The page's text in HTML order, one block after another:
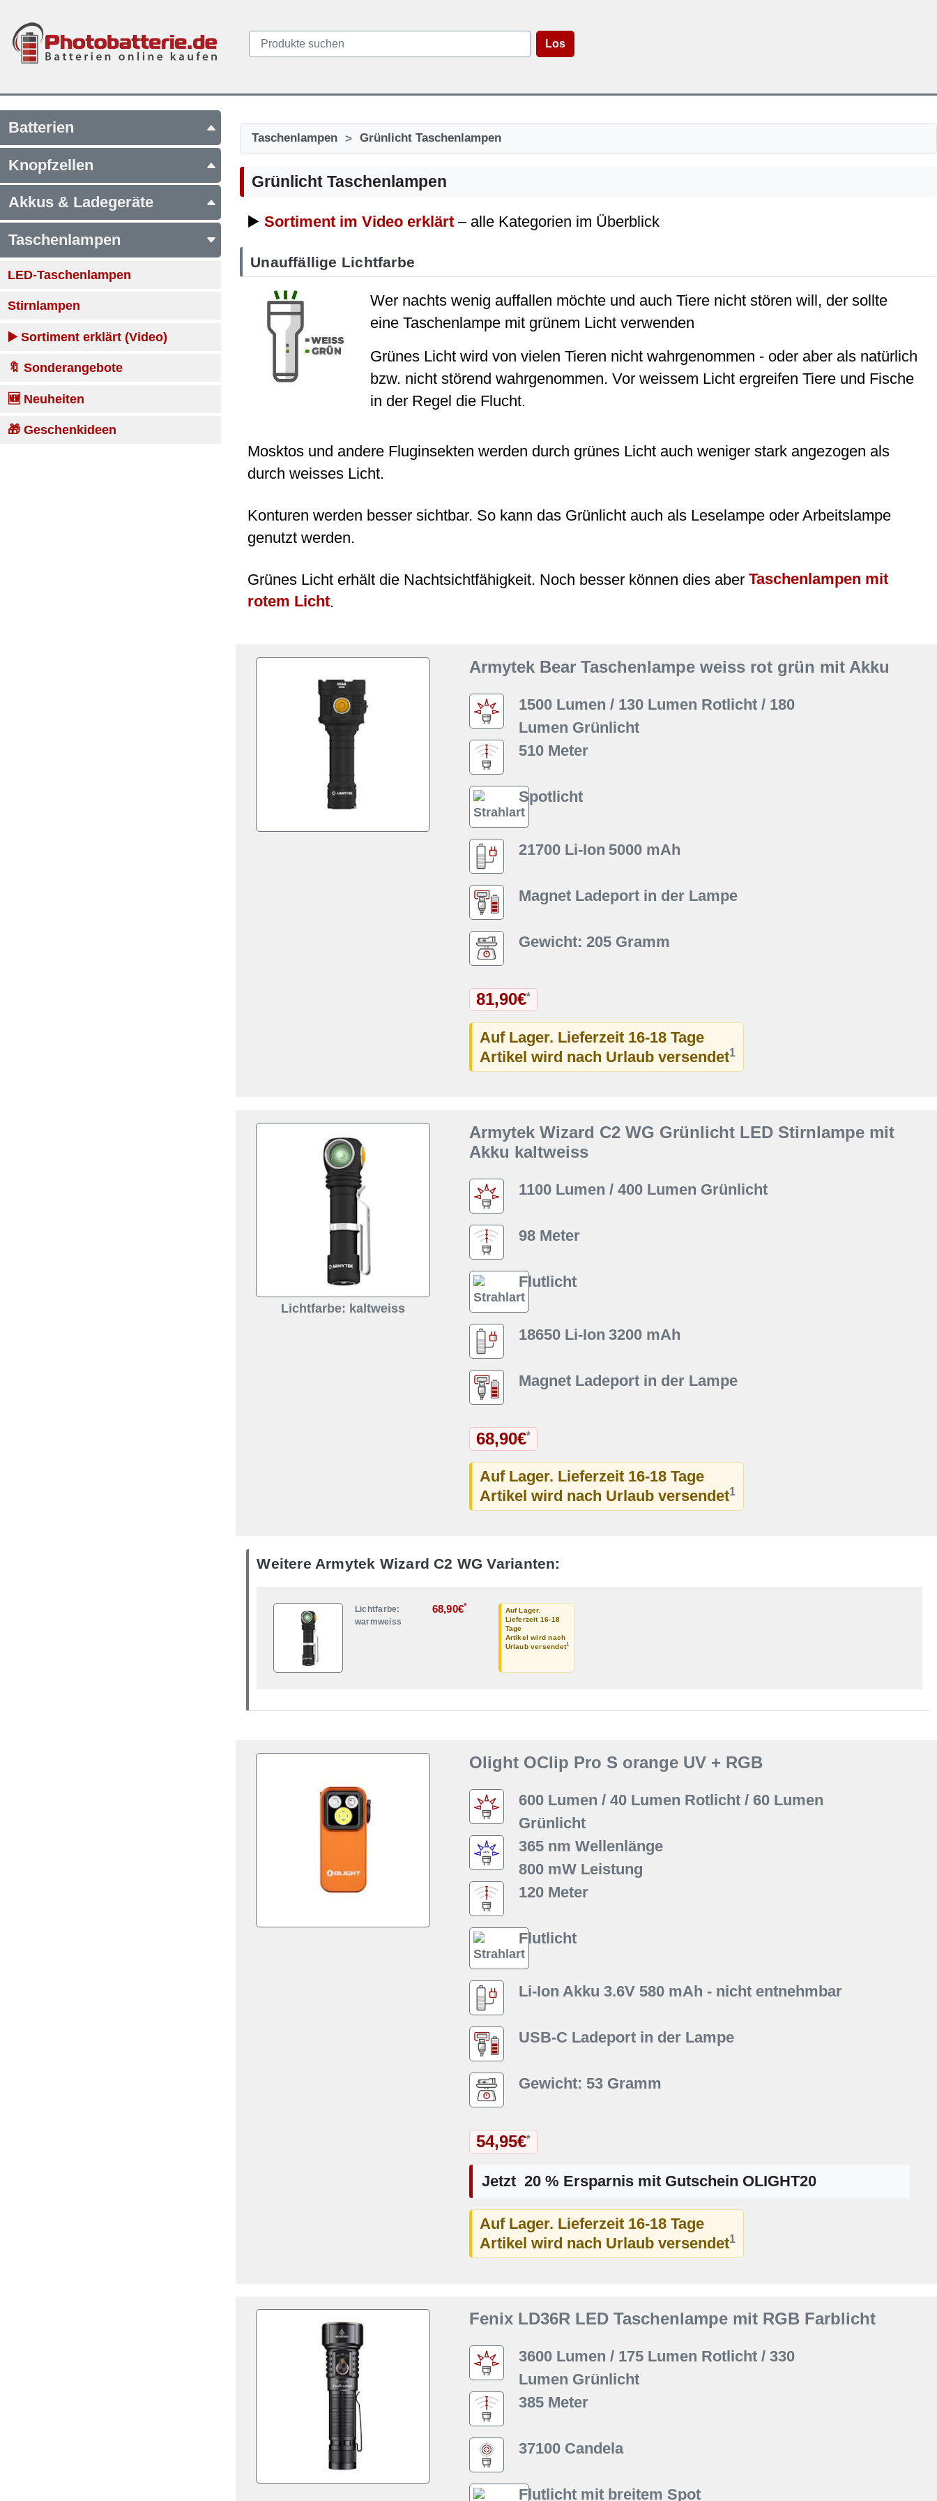
Los
Batterien
Knopfzellen
Akkus & Ladegeräte
Taschenlampen
LED-Taschenlampen
Stirnlampen
▶️ Sortiment erklärt (Video)
🔖 Sonderangebote
🆕 Neuheiten
🎁 Geschenkideen
Taschenlampen > Grünlicht Taschenlampen
Grünlicht Taschenlampen
▶️ Sortiment im Video erklärt– alle Kategorien im Überblick
Unauffällige Lichtfarbe
Wer nachts wenig auffallen möchte und auch Tiere nicht stören will, der sollte
eine Taschenlampe mit grünem Licht verwenden
Grünes Licht wird von vielen Tieren nicht wahrgenommen - oder aber als natürlich
bzw. nicht störend wahrgenommen. Vor weissem Licht ergreifen Tiere und Fische
in der Regel die Flucht.
Mosktos und andere Fluginsekten werden durch grünes Licht auch weniger stark angezogen als
durch weisses Licht.
Konturen werden besser sichtbar. So kann das Grünlicht auch als Leselampe oder Arbeitslampe
genutzt werden.
Grünes Licht erhält die Nachtsichtfähigkeit. Noch besser können dies aber Taschenlampen mit
rotem Licht.
Armytek Bear Taschenlampe weiss rot grün mit Akku
1500 Lumen / 130 Lumen Rotlicht / 180
Lumen Grünlicht
510 Meter
Spotlicht
21700 Li-Ion 5000 mAh
Magnet Ladeport in der Lampe
Gewicht: 205 Gramm
81,90€*
Auf Lager. Lieferzeit 16-18 Tage
Artikel wird nach Urlaub versendet1
Lichtfarbe: kaltweiss
Armytek Wizard C2 WG Grünlicht LED Stirnlampe mit
Akku kaltweiss
1100 Lumen / 400 Lumen Grünlicht
98 Meter
Flutlicht
18650 Li-Ion 3200 mAh
Magnet Ladeport in der Lampe
68,90€*
Auf Lager. Lieferzeit 16-18 Tage
Artikel wird nach Urlaub versendet1
Weitere Armytek Wizard C2 WG Varianten:
Lichtfarbe:
warmweiss
68,90€*
Auf Lager.
Lieferzeit 16-18
Tage
Artikel wird nach
Urlaub versendet1
Olight OClip Pro S orange UV + RGB
600 Lumen / 40 Lumen Rotlicht / 60 Lumen
Grünlicht
365 nm Wellenlänge
800 mW Leistung
120 Meter
Flutlicht
Li-Ion Akku 3.6V 580 mAh - nicht entnehmbar
USB-C Ladeport in der Lampe
Gewicht: 53 Gramm
54,95€*
Jetzt 20 % Ersparnis mit Gutschein OLIGHT20
Auf Lager. Lieferzeit 16-18 Tage
Artikel wird nach Urlaub versendet1
Fenix LD36R LED Taschenlampe mit RGB Farblicht
3600 Lumen / 175 Lumen Rotlicht / 330
Lumen Grünlicht
385 Meter
37100 Candela
Flutlicht mit breitem Spot